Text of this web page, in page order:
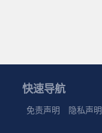
快速导航
免责声明 隐私声明